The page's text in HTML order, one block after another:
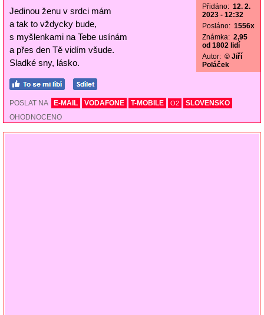
Jedinou ženu v srdci mám
a tak to vždycky bude,
s myšlenkami na Tebe usínám
a přes den Tě vidím všude.
Sladké sny, lásko.
Přidáno: 12. 2.
2023 - 12:32
Posláno: 1556x
Známka: 2,95
od 1802 lidí
Autor: © Jiří
Poláček
POSLAT NA E-MAIL VODAFONE T-MOBILE O2
SLOVENSKO
OHODNOCENO